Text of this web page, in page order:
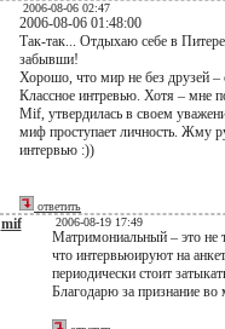
2006-08-06 02:47
2006-08-06 01:48:00
Так-так... Отдыхаю себе в
забывши!
Хорошо, что мир не без друзей –
Классное интревью. Хотя – мне
Mif, утвердилась в своем
миф проступает личность. Жму
интервью :))
ответить
mif 2006-08-19 17:49
Матримониальный – это не
что интервьюируют на
периодически стоит
Благодарю за признание